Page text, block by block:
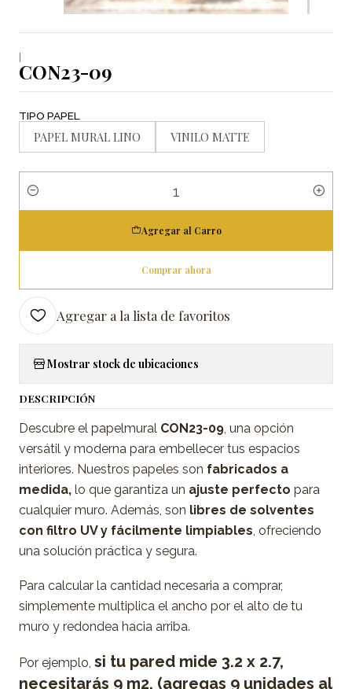
|
CON23-09
TIPO PAPEL
PAPEL MURAL LINO VINILO MATTE
Cantidad
Agregar al Carro
Comprar ahora
Agregar a la lista de favoritos
Mostrar stock de ubicaciones
DESCRIPCIÓN
Descubre el papelmural CON23-09, una opción
versátil y moderna para embellecer tus espacios
interiores. Nuestros papeles son fabricados a
medida, lo que garantiza un ajuste perfecto para
cualquier muro. Además, son libres de solventes
con filtro UV y fácilmente limpiables, ofreciendo
una solución práctica y segura.
Para calcular la cantidad necesaria a comprar,
simplemente multiplica el ancho por el alto de tu
muro y redondea hacia arriba.
Por ejemplo, si tu pared mide 3.2 x 2.7,
necesitarás 9 m2. (agregas 9 unidades al